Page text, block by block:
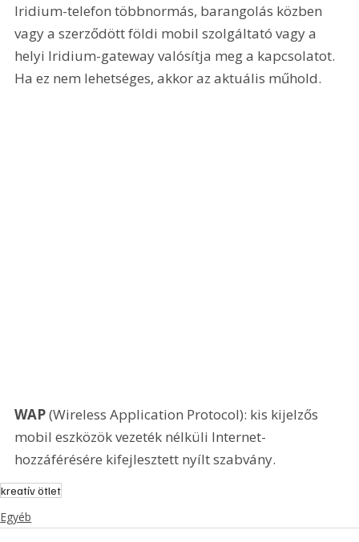
Iridium-telefon többnormás, barangolás közben
vagy a szerződött földi mobil szolgáltató vagy a
helyi Iridium-gateway valósítja meg a kapcsolatot.
Ha ez nem lehetséges, akkor az aktuális műhold.
WAP (Wireless Application Protocol): kis kijelzős
mobil eszközök vezeték nélküli Internet-
hozzáférésére kifejlesztett nyílt szabvány.
kreatív ötlet
Egyéb